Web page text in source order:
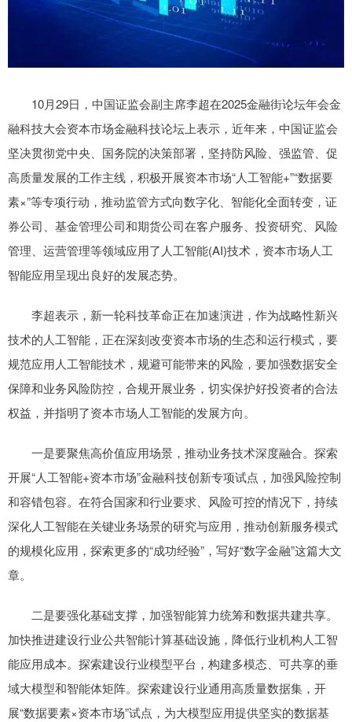
10月29日，中国证监会副主席李超在2025金融街论坛年会金
融科技大会资本市场金融科技论坛上表示，近年来，中国证监会
坚决贯彻党中央、国务院的决策部署，坚持防风险、强监管、促
高质量发展的工作主线，积极开展资本市场“人工智能+”“数据要
素×”等专项行动，推动监管方式向数字化、智能化全面转变，证
券公司、基金管理公司和期货公司在客户服务、投资研究、风险
管理、运营管理等领域应用了人工智能(AI)技术，资本市场人工
智能应用呈现出良好的发展态势。
李超表示，新一轮科技革命正在加速演进，作为战略性新兴
技术的人工智能，正在深刻改变资本市场的生态和运行模式，要
规范应用人工智能技术，规避可能带来的风险，要加强数据安全
保障和业务风险防控，合规开展业务，切实保护好投资者的合法
权益，并指明了资本市场人工智能的发展方向。
一是要聚焦高价值应用场景，推动业务技术深度融合。探索
开展“人工智能+资本市场”金融科技创新专项试点，加强风险控制
和容错包容。在符合国家和行业要求、风险可控的情况下，持续
深化人工智能在关键业务场景的研究与应用，推动创新服务模式
的规模化应用，探索更多的“成功经验”，写好“数字金融”这篇大文
章。
二是要强化基础支撑，加强智能算力统筹和数据共建共享。
加快推进建设行业公共智能计算基础设施，降低行业机构人工智
能应用成本。探索建设行业模型平台，构建多模态、可共享的垂
域大模型和智能体矩阵。探索建设行业通用高质量数据集，开
展“数据要素×资本市场”试点，为大模型应用提供坚实的数据基